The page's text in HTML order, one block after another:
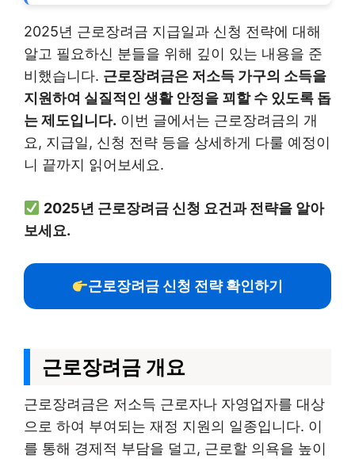
2025년 근로장려금 지급일과 신청 전략에 대해
알고 필요하신 분들을 위해 깊이 있는 내용을 준
비했습니다. 근로장려금은 저소득 가구의 소득을
지원하여 실질적인 생활 안정을 꾀할 수 있도록 돕
는 제도입니다. 이번 글에서는 근로장려금의 개
요, 지급일, 신청 전략 등을 상세하게 다룰 예정이
니 끝까지 읽어보세요.
2025년 근로장려금 신청 요건과 전략을 알아
보세요.
근로장려금 신청 전략 확인하기
근로장려금 개요
근로장려금은 저소득 근로자나 자영업자를 대상
으로 하여 부여되는 재정 지원의 일종입니다. 이
를 통해 경제적 부담을 덜고, 근로할 의욕을 높이